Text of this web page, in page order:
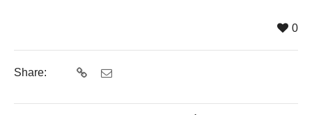
0
Share: